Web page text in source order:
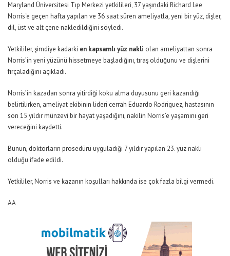
Maryland Üniversitesi Tıp Merkezi yetkilileri, 37 yaşındaki Richard Lee
Norris‘e geçen hafta yapılan ve 36 saat süren ameliyatla, yeni bir yüz, dişler,
dil, üst ve alt çene nakledildiğini söyledi.
Yetkililer, şimdiye kadarki en kapsamlı yüz nakli olan ameliyattan sonra
Norris’in yeni yüzünü hissetmeye başladığını, tıraş olduğunu ve dişlerini
fırçaladığını açıkladı.
Norris’in kazadan sonra yitirdiği koku alma duyusunu geri kazandığı
belirtilirken, ameliyat ekibinin lideri cerrah Eduardo Rodriguez, hastasının
son 15 yıldır münzevi bir hayat yaşadığını, nakilin Norris’e yaşamını geri
vereceğini kaydetti.
Bunun, doktorların prosedürü uyguladığı 7 yıldır yapılan 23. yüz nakli
olduğu ifade edildi.
Yetkililer, Norris ve kazanın koşulları hakkında ise çok fazla bilgi vermedi.
AA